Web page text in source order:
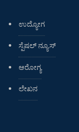
ಉದ್ಯೋಗ
ಸ್ಪೆಷಲ್ ನ್ಯೂಸ್
ಆರೋಗ್ಯ
ಲೇಖನ